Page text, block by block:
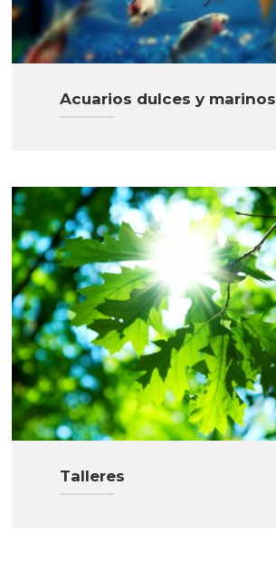
Acuarios dulces y marinos
Talleres